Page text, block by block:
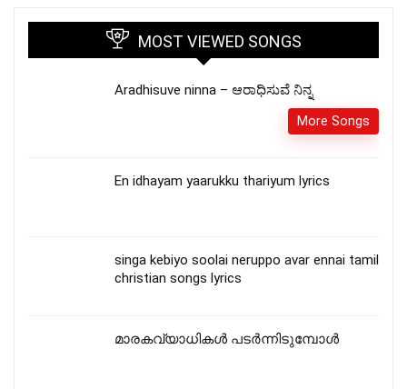
MOST VIEWED SONGS
Aradhisuve ninna – ಆರಾಧಿಸುವೆ ನಿನ್ನ
More Songs
En idhayam yaarukku thariyum lyrics
singa kebiyo soolai neruppo avar ennai tamil
christian songs lyrics
മാരകവ്യാധികൾ പടർന്നിടുമ്പോൾ